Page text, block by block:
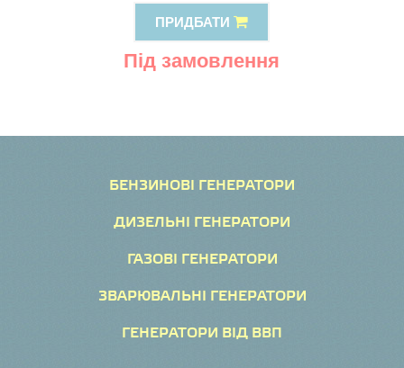
ПРИДБАТИ
Під замовлення
БЕНЗИНОВІ ГЕНЕРАТОРИ
ДИЗЕЛЬНІ ГЕНЕРАТОРИ
ГАЗОВІ ГЕНЕРАТОРИ
ЗВАРЮВАЛЬНІ ГЕНЕРАТОРИ
ГЕНЕРАТОРИ ВІД ВВП